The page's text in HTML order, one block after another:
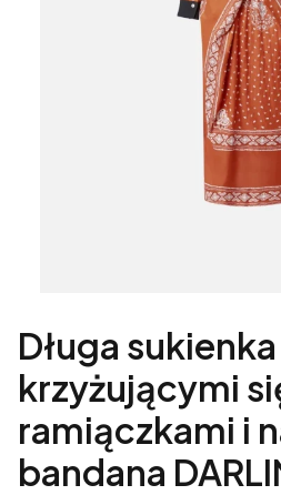
Długa sukienka
krzyżującymi
ramiączkami i
bandana